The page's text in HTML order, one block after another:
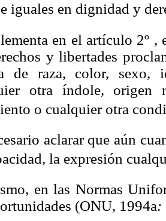
iguales en dignidad y
en el artículo 2º ,
y libertades
de raza, color,
otra índole, origen
o cualquier otra
aclarar que aún
la expresión
en las Normas
(ONU, 1994a: